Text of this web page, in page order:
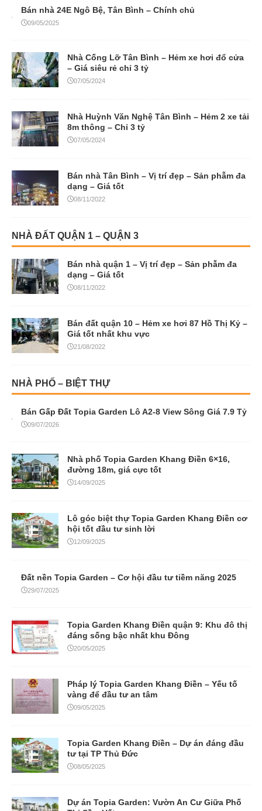
Bán nhà 24E Ngô Bệ, Tân Bình – Chính chủ
09/05/2025
Nhà Cống Lỡ Tân Bình – Hẻm xe hơi đổ cửa
– Giá siêu rẻ chỉ 3 tỷ
07/05/2024
Nhà Huỳnh Văn Nghệ Tân Bình – Hẻm 2 xe tải
8m thông – Chỉ 3 tỷ
07/05/2024
Bán nhà Tân Bình – Vị trí đẹp – Sản phẫm đa
dạng – Giá tốt
08/11/2022
NHÀ ĐẤT QUẬN 1 – QUẬN 3
Bán nhà quận 1 – Vị trí đẹp – Sản phẫm đa
dạng – Giá tốt
08/11/2022
Bán đất quận 10 – Hẻm xe hơi 87 Hồ Thị Kỷ –
Giá tốt nhất khu vực
21/08/2022
NHÀ PHỐ – BIỆT THỰ
Bán Gấp Đất Topia Garden Lô A2-8 View Sông Giá 7.9 Tỷ
09/07/2026
Nhà phố Topia Garden Khang Điền 6×16,
đường 18m, giá cực tốt
14/09/2025
Lô góc biệt thự Topia Garden Khang Điền cơ
hội tốt đầu tư sinh lời
12/09/2025
Đất nền Topia Garden – Cơ hội đầu tư tiềm năng 2025
29/07/2025
Topia Garden Khang Điền quận 9: Khu đô thị
đáng sống bậc nhất khu Đông
20/05/2025
Pháp lý Topia Garden Khang Điền – Yếu tố
vàng để đầu tư an tâm
09/05/2025
Topia Garden Khang Điền – Dự án đáng đầu
tư tại TP Thủ Đức
08/05/2025
Dự án Topia Garden: Vườn An Cư Giữa Phố